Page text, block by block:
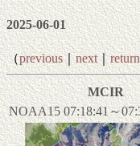
2025-06-01
（previous｜next｜ return
MCIR
NOAA15 07:18:41～